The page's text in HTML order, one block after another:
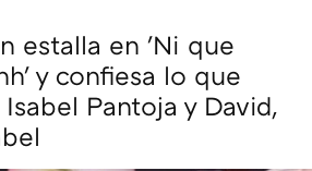
estalla en 'Ni que
y confiesa lo que
Pantoja y David,